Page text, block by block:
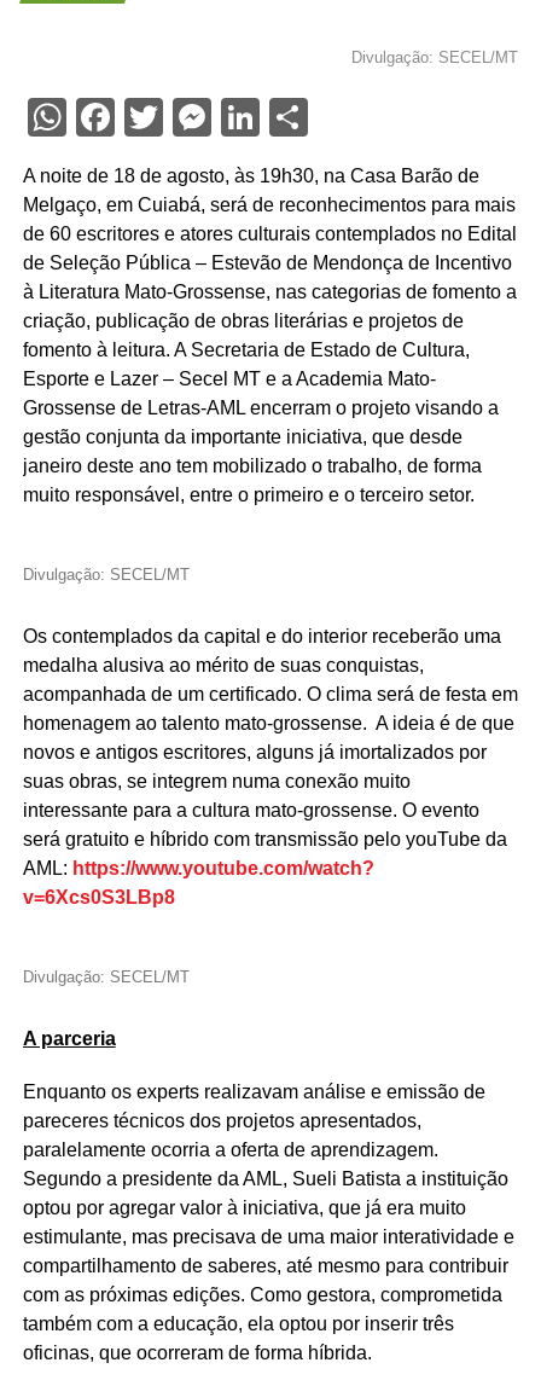
Divulgação: SECEL/MT
WhatsApp
Facebook
Twitter
Messenger
LinkedIn
Share
A noite de 18 de agosto, às 19h30, na Casa Barão de
Melgaço, em Cuiabá, será de reconhecimentos para mais
de 60 escritores e atores culturais contemplados no Edital
de Seleção Pública – Estevão de Mendonça de Incentivo
à Literatura Mato-Grossense, nas categorias de fomento a
criação, publicação de obras literárias e projetos de
fomento à leitura. A Secretaria de Estado de Cultura,
Esporte e Lazer – Secel MT e a Academia Mato-
Grossense de Letras-AML encerram o projeto visando a
gestão conjunta da importante iniciativa, que desde
janeiro deste ano tem mobilizado o trabalho, de forma
muito responsável, entre o primeiro e o terceiro setor.
Divulgação: SECEL/MT
Os contemplados da capital e do interior receberão uma
medalha alusiva ao mérito de suas conquistas,
acompanhada de um certificado. O clima será de festa em
homenagem ao talento mato-grossense. A ideia é de que
novos e antigos escritores, alguns já imortalizados por
suas obras, se integrem numa conexão muito
interessante para a cultura mato-grossense. O evento
será gratuito e híbrido com transmissão pelo youTube da
AML: https://www.youtube.com/watch?
v=6Xcs0S3LBp8
Divulgação: SECEL/MT
A parceria
Enquanto os experts realizavam análise e emissão de
pareceres técnicos dos projetos apresentados,
paralelamente ocorria a oferta de aprendizagem.
Segundo a presidente da AML, Sueli Batista a instituição
optou por agregar valor à iniciativa, que já era muito
estimulante, mas precisava de uma maior interatividade e
compartilhamento de saberes, até mesmo para contribuir
com as próximas edições. Como gestora, comprometida
também com a educação, ela optou por inserir três
oficinas, que ocorreram de forma híbrida.